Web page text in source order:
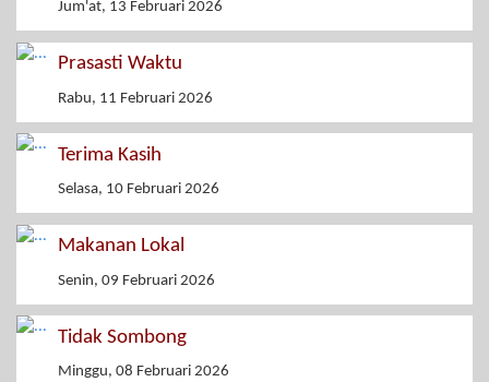
Jum'at, 13 Februari 2026
Prasasti Waktu
Rabu, 11 Februari 2026
Terima Kasih
Selasa, 10 Februari 2026
Makanan Lokal
Senin, 09 Februari 2026
Tidak Sombong
Minggu, 08 Februari 2026